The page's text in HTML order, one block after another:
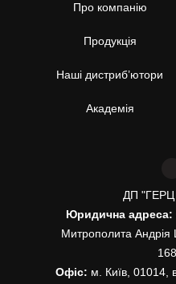
Про компанію
Продукція
Наші дистриб’ютори
Академія
ДП "ГЕРЦ
Юридична адреса:
Митрополита Андрія
Офіс: м. Київ, 01014,